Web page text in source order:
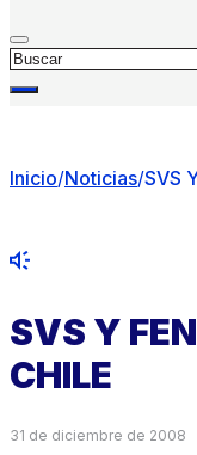
Buscar
Inicio/Noticias/SVS
SVS Y
CHILE
31 de diciembre de 2008